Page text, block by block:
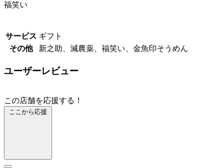
福笑い
サービス ギフト
その他
新之助、減農薬、福笑い、金魚印そうめん
ユーザーレビュー
この店舗を応援する！
ここから応援